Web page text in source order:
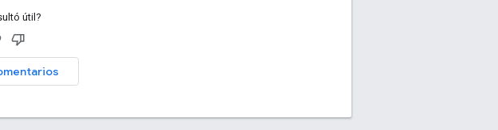
útil?